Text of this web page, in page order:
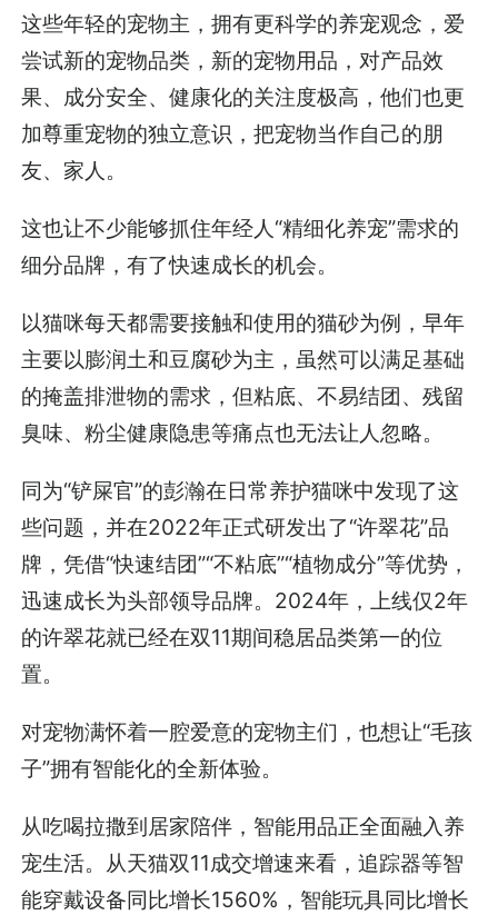
这些年轻的宠物主，拥有更科学的养宠观念，爱
尝试新的宠物品类，新的宠物用品，对产品效
果、成分安全、健康化的关注度极高，他们也更
加尊重宠物的独立意识，把宠物当作自己的朋
友、家人。
这也让不少能够抓住年经人“精细化养宠”需求的
细分品牌，有了快速成长的机会。
以猫咪每天都需要接触和使用的猫砂为例，早年
主要以膨润土和豆腐砂为主，虽然可以满足基础
的掩盖排泄物的需求，但粘底、不易结团、残留
臭味、粉尘健康隐患等痛点也无法让人忽略。
同为“铲屎官”的彭瀚在日常养护猫咪中发现了这
些问题，并在2022年正式研发出了“许翠花”品
牌，凭借“快速结团”“不粘底”“植物成分”等优势，
迅速成长为头部领导品牌。2024年，上线仅2年
的许翠花就已经在双11期间稳居品类第一的位
置。
对宠物满怀着一腔爱意的宠物主们，也想让“毛孩
子”拥有智能化的全新体验。
从吃喝拉撒到居家陪伴，智能用品正全面融入养
宠生活。从天猫双11成交增速来看，追踪器等智
能穿戴设备同比增长1560%，智能玩具同比增长